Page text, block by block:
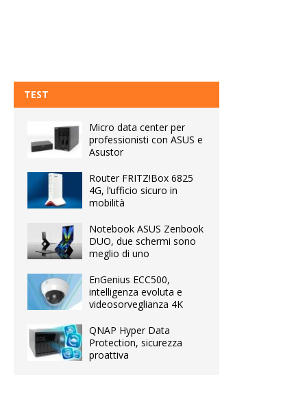
TEST
Micro data center per
professionisti con ASUS e
Asustor
Router FRITZ!Box 6825
4G, l’ufficio sicuro in
mobilità
Notebook ASUS Zenbook
DUO, due schermi sono
meglio di uno
EnGenius ECC500,
intelligenza evoluta e
videosorveglianza 4K
QNAP Hyper Data
Protection, sicurezza
proattiva